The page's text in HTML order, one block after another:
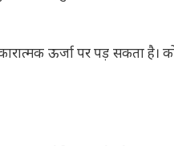
ऊर्जा पर पड़ सकता